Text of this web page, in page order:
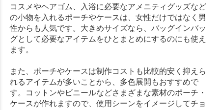
コスメやヘアゴム、入浴に必要なアメニティグッズなど
の小物を入れるポーチやケースは、女性だけではなく男
性からも人気です。大きめサイズなら、バッグインバッ
グとして必要なアイテムをひとまとめにするのにも使え
ます。
また、ポーチやケースは制作コストも比較的安く抑えら
れるアイテムが多いことから、多色展開もおすすめで
す。コットンやビニールなどさまざまな素材のポーチ・
ケースが作れますので、使用シーンをイメージしてチョ